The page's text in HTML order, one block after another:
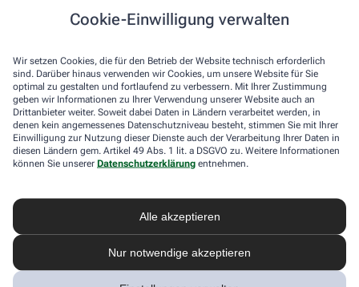
Cookie-Einwilligung verwalten
Wir setzen Cookies, die für den Betrieb der Website technisch erforderlich
sind. Darüber hinaus verwenden wir Cookies, um unsere Website für Sie
optimal zu gestalten und fortlaufend zu verbessern. Mit Ihrer Zustimmung
geben wir Informationen zu Ihrer Verwendung unserer Website auch an
Drittanbieter weiter. Soweit dabei Daten in Ländern verarbeitet werden, in
denen kein angemessenes Datenschutzniveau besteht, stimmen Sie mit Ihrer
Einwilligung zur Nutzung dieser Dienste auch der Verarbeitung Ihrer Daten in
diesen Ländern gem. Artikel 49 Abs. 1 lit. a DSGVO zu. Weitere Informationen
können Sie unserer Datenschutzerklärung entnehmen.
Alle akzeptieren
Nur notwendige akzeptieren
Bar oder mit einer anderen akzeptierten Zahlungsart Ihrer Apotheke vor Ort.
Lieferarten
Abholung in der Apotheke
Botendienstlieferung
apotheke.com Informationen
Newsletter